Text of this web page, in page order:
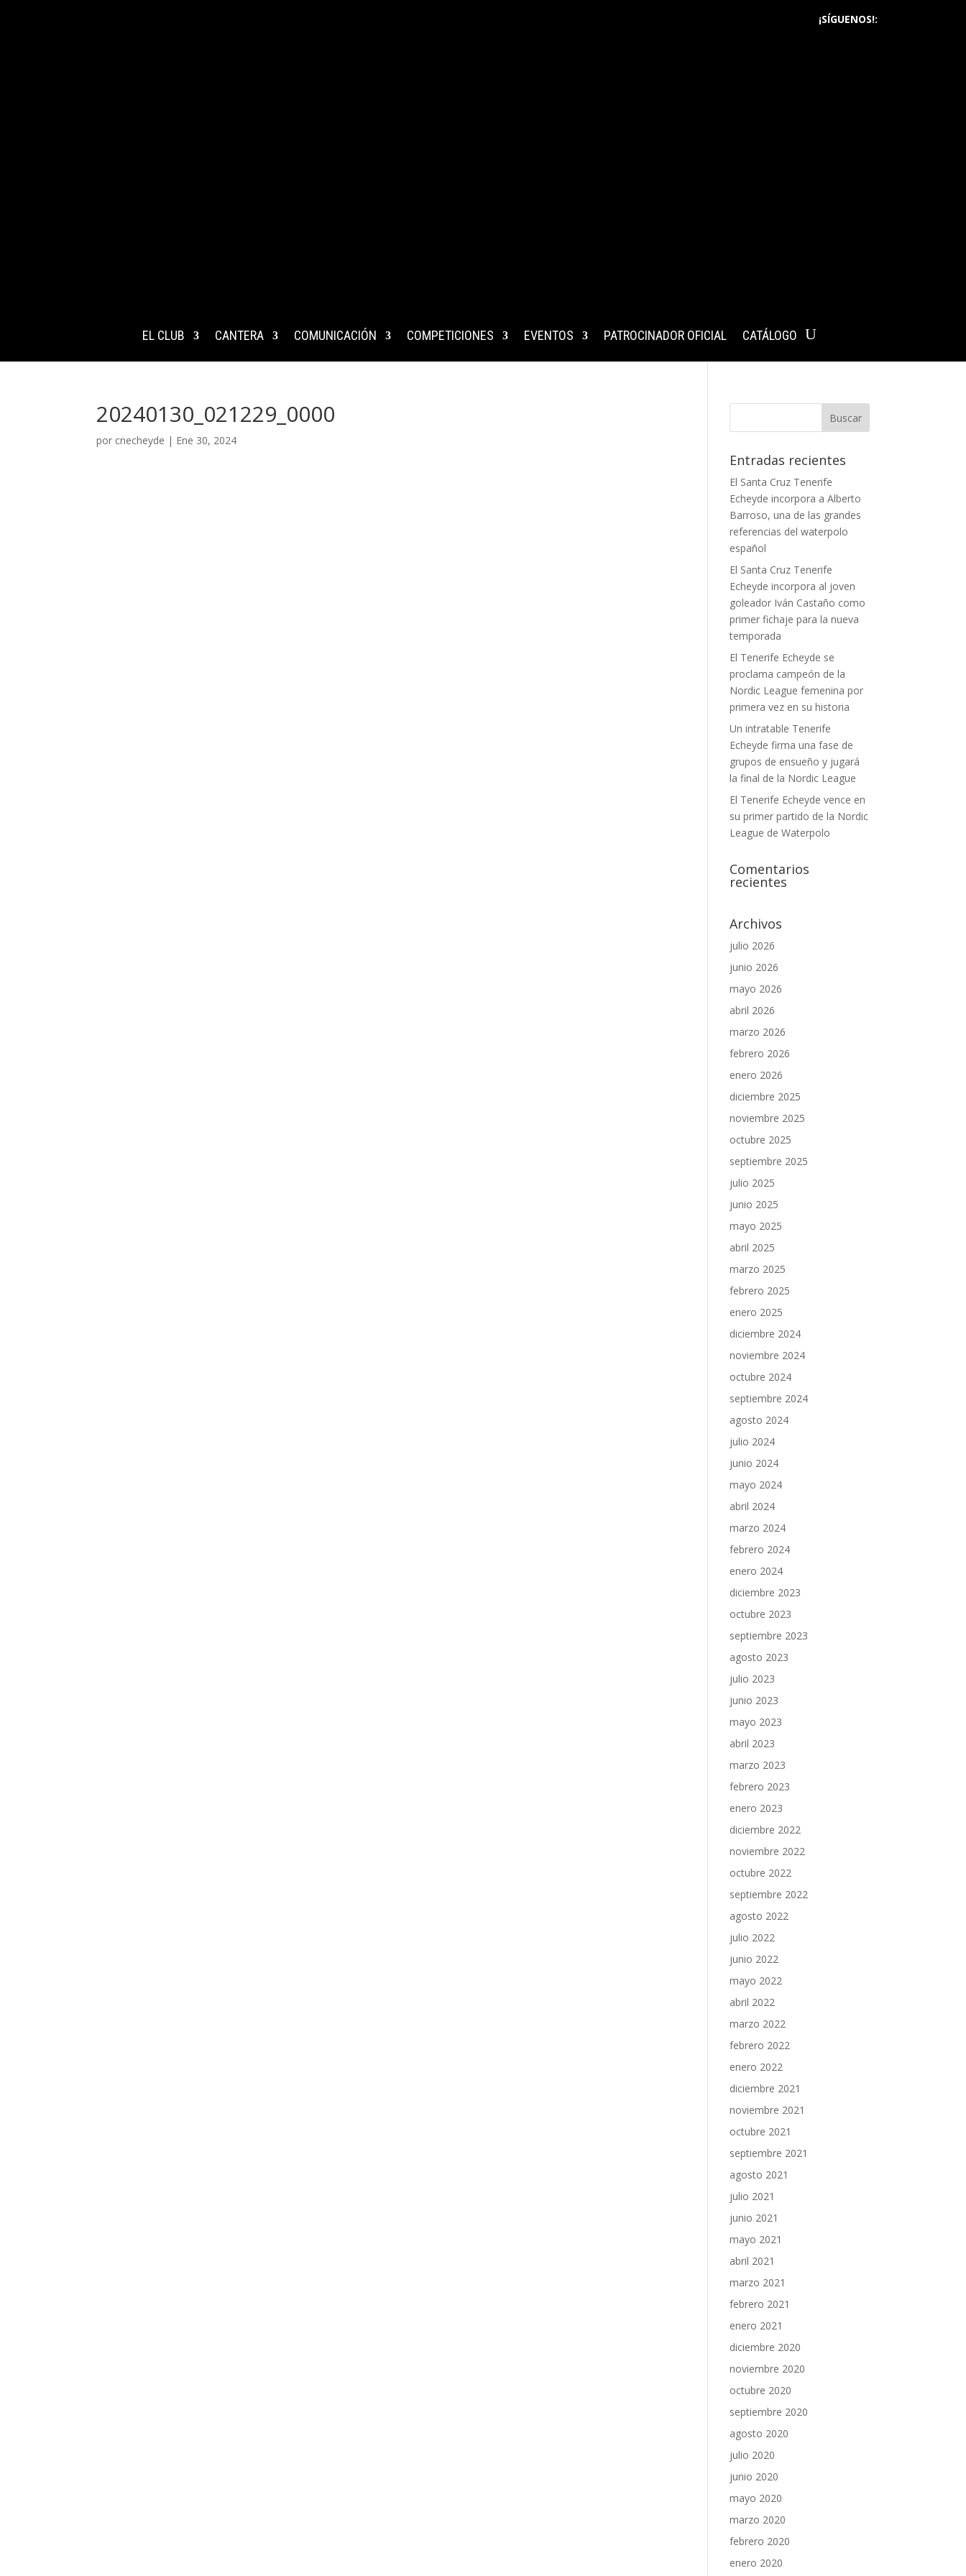
¡SÍGUENOS!:
EL CLUB CANTERA COMUNICACIÓN COMPETICIONES EVENTOS PATROCINADOR OFICIAL CATÁLOGO
20240130_021229_0000
por cnecheyde | Ene 30, 2024
Entradas recientes
El Santa Cruz Tenerife
Echeyde incorpora a Alberto
Barroso, una de las grandes
referencias del waterpolo
español
El Santa Cruz Tenerife
Echeyde incorpora al joven
goleador Iván Castaño como
primer fichaje para la nueva
temporada
El Tenerife Echeyde se
proclama campeón de la
Nordic League femenina por
primera vez en su historia
Un intratable Tenerife
Echeyde firma una fase de
grupos de ensueño y jugará
la final de la Nordic League
El Tenerife Echeyde vence en
su primer partido de la Nordic
League de Waterpolo
Comentarios
recientes
Archivos
julio 2026
junio 2026
mayo 2026
abril 2026
marzo 2026
febrero 2026
enero 2026
diciembre 2025
noviembre 2025
octubre 2025
septiembre 2025
julio 2025
junio 2025
mayo 2025
abril 2025
marzo 2025
febrero 2025
enero 2025
diciembre 2024
noviembre 2024
octubre 2024
septiembre 2024
agosto 2024
julio 2024
junio 2024
mayo 2024
abril 2024
marzo 2024
febrero 2024
enero 2024
diciembre 2023
octubre 2023
septiembre 2023
agosto 2023
julio 2023
junio 2023
mayo 2023
abril 2023
marzo 2023
febrero 2023
enero 2023
diciembre 2022
noviembre 2022
octubre 2022
septiembre 2022
agosto 2022
julio 2022
junio 2022
mayo 2022
abril 2022
marzo 2022
febrero 2022
enero 2022
diciembre 2021
noviembre 2021
octubre 2021
septiembre 2021
agosto 2021
julio 2021
junio 2021
mayo 2021
abril 2021
marzo 2021
febrero 2021
enero 2021
diciembre 2020
noviembre 2020
octubre 2020
septiembre 2020
agosto 2020
julio 2020
junio 2020
mayo 2020
marzo 2020
febrero 2020
enero 2020